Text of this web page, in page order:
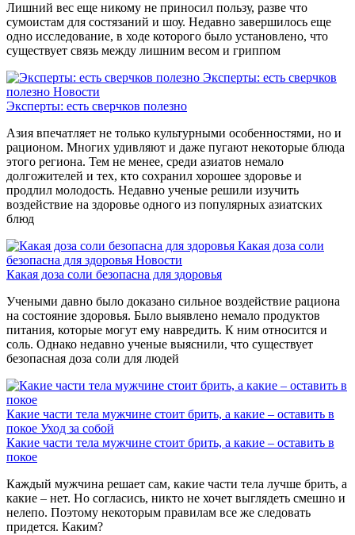
Лишний вес еще никому не приносил пользу, разве что
сумоистам для состязаний и шоу. Недавно завершилось еще
одно исследование, в ходе которого было установлено, что
существует связь между лишним весом и гриппом
Эксперты: есть сверчков
полезно Новости
Эксперты: есть сверчков полезно
Азия впечатляет не только культурными особенностями, но и
рационом. Многих удивляют и даже пугают некоторые блюда
этого региона. Тем не менее, среди азиатов немало
долгожителей и тех, кто сохранил хорошее здоровье и
продлил молодость. Недавно ученые решили изучить
воздействие на здоровье одного из популярных азиатских
блюд
Какая доза соли
безопасна для здоровья Новости
Какая доза соли безопасна для здоровья
Учеными давно было доказано сильное воздействие рациона
на состояние здоровья. Было выявлено немало продуктов
питания, которые могут ему навредить. К ним относится и
соль. Однако недавно ученые выяснили, что существует
безопасная доза соли для людей
Какие части тела мужчине стоит брить, а какие – оставить в
покое Уход за собой
Какие части тела мужчине стоит брить, а какие – оставить в
покое
Каждый мужчина решает сам, какие части тела лучше брить, а
какие – нет. Но согласись, никто не хочет выглядеть смешно и
нелепо. Поэтому некоторым правилам все же следовать
придется. Каким?